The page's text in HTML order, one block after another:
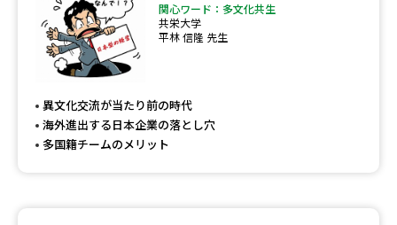
関心ワード：多文化共生
共栄大学
平林 信隆 先生
異文化交流が当たり前の時代
海外進出する日本企業の落とし穴
多国籍チームのメリット